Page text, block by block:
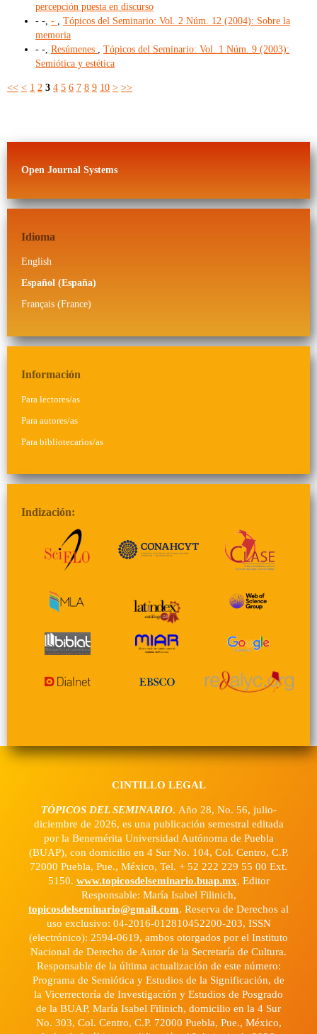
percepción puesta en discurso
- -, -
Tópicos del Seminario: Vol. 2 Núm. 12 (2004): Sobre la
memoria
- -, Resúmenes
Tópicos del Seminario: Vol. 1 Núm. 9 (2003):
Semiótica y estética
<< < 1 2 3 4 5 6 7 8 9 10 > >>
Open Journal Systems
Idioma
English
Español (España)
Français (France)
Información
Para lectores/as
Para autores/as
Para bibliotecarios/as
Indización:
CINTILLO LEGAL
TÓPICOS DEL SEMINARIO. Año 28, No. 56, julio-
diciembre de 2026, es una publicación semestral editada
por la Benemérita Universidad Autónoma de Puebla
(BUAP), con domicilio en 4 Sur No. 104, Col. Centro, C.P.
72000 Puebla, Pue., México, Tel. + 52 222 229 55 00 Ext.
5150. www.topicosdelseminario.buap.mx, Editor
Responsable: María Isabel Filinich,
topicosdelseminario@gmail.com. Reserva de Derechos al
uso exclusivo: 04-2016-012810452200-203, ISSN
(electrónico): 2594-0619, ambos otorgados por el Instituto
Nacional de Derecho de Autor de la Secretaría de Cultura.
Responsable de la última actualización de este número:
Programa de Semiótica y Estudios de la Significación, de
la Vicerrectoría de Investigación y Estudios de Posgrado
de la BUAP, María Isabel Filinich, domicilio en la 4 Sur
No. 303, Col. Centro, C.P. 72000 Puebla, Pue., México,